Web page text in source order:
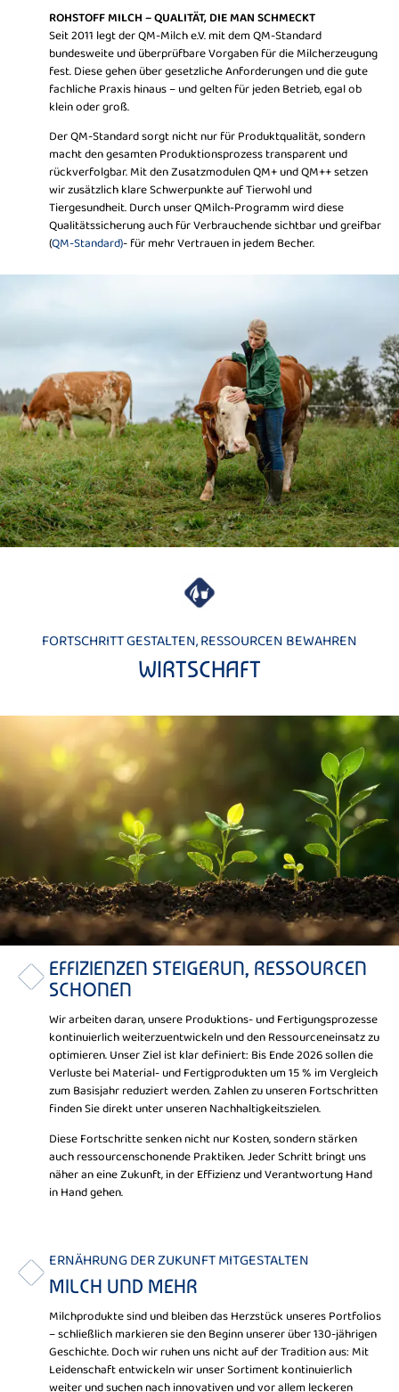
ROHSTOFF MILCH – QUALITÄT, DIE MAN SCHMECKT
Seit 2011 legt der QM-Milch e.V. mit dem QM-Standard
bundesweite und überprüfbare Vorgaben für die Milcherzeugung
fest. Diese gehen über gesetzliche Anforderungen und die gute
fachliche Praxis hinaus – und gelten für jeden Betrieb, egal ob
klein oder groß.
Der QM-Standard sorgt nicht nur für Produktqualität, sondern
macht den gesamten Produktionsprozess transparent und
rückverfolgbar. Mit den Zusatzmodulen QM+ und QM++ setzen
wir zusätzlich klare Schwerpunkte auf Tierwohl und
Tiergesundheit. Durch unser QMilch-Programm wird diese
Qualitätssicherung auch für Verbrauchende sichtbar und greifbar
(QM-Standard)- für mehr Vertrauen in jedem Becher.
FORTSCHRITT GESTALTEN, RESSOURCEN BEWAHREN
WIRTSCHAFT
EFFIZIENZEN STEIGERUN, RESSOURCEN
SCHONEN
Wir arbeiten daran, unsere Produktions- und Fertigungsprozesse
kontinuierlich weiterzuentwickeln und den Ressourceneinsatz zu
optimieren. Unser Ziel ist klar definiert: Bis Ende 2026 sollen die
Verluste bei Material- und Fertigprodukten um 15 % im Vergleich
zum Basisjahr reduziert werden. Zahlen zu unseren Fortschritten
finden Sie direkt unter unseren Nachhaltigkeitszielen.
Diese Fortschritte senken nicht nur Kosten, sondern stärken
auch ressourcenschonende Praktiken. Jeder Schritt bringt uns
näher an eine Zukunft, in der Effizienz und Verantwortung Hand
in Hand gehen.
ERNÄHRUNG DER ZUKUNFT MITGESTALTEN
MILCH UND MEHR
Milchprodukte sind und bleiben das Herzstück unseres Portfolios
– schließlich markieren sie den Beginn unserer über 130-jährigen
Geschichte. Doch wir ruhen uns nicht auf der Tradition aus: Mit
Leidenschaft entwickeln wir unser Sortiment kontinuierlich